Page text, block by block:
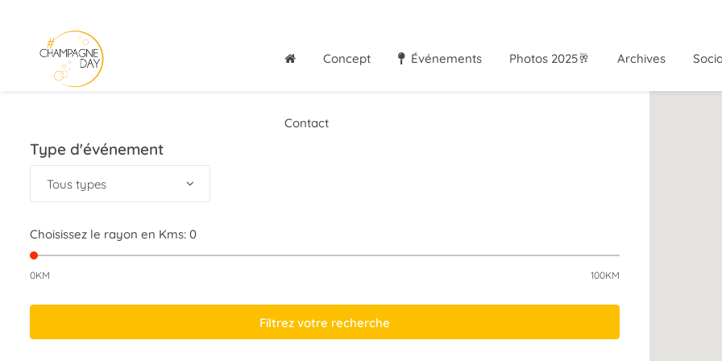
Concept Événements Photos 2025🥂 Archives
Contact
Type d'événement
Tous types
Choisissez le rayon en Kms: 0
0KM 100KM
Filtrez votre recherche